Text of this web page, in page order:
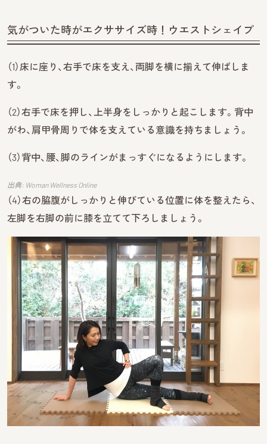
気がついた時がエクササイズ時！ウエストシェイプ
（1）床に座り、右手で床を支え、両脚を横に揃えて伸ばしま
す。
（2）右手で床を押し、上半身をしっかりと起こします。背中
がわ、肩甲骨周りで体を支えている意識を持ちましょう。
（3）背中、腰、脚のラインがまっすぐになるようにします。
出典: Woman Wellness Online
（4）右の脇腹がしっかりと伸びている位置に体を整えたら、
左脚を右脚の前に膝を立てて下ろしましょう。